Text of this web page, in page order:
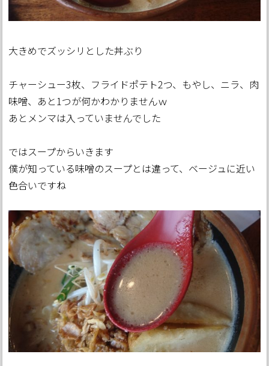
大きめでズッシリとした丼ぶり
チャーシュー3枚、フライドポテト2つ、もやし、ニラ、肉
味噌、あと1つが何かわかりませんｗ
あとメンマは入っていませんでした
ではスープからいきます
僕が知っている味噌のスープとは違って、ベージュに近い
色合いですね